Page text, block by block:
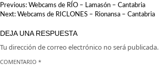
NAVEGACIÓN
DE
Previous: Webcams de RÍO – Lamasón – Cantabria
Next: Webcams de RICLONES – Rionansa – Cantabria
DEJA UNA RESPUESTA
Tu dirección de correo electrónico no será publicada.
COMENTARIO *